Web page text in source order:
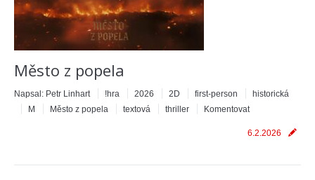
Město z popela
Napsal: Petr Linhart !hra 2026 2D first-person
historická
M
Město z popela textová thriller Komentovat
6.2.2026